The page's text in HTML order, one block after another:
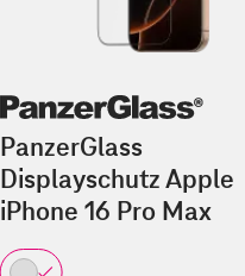
PanzerGlass
Displayschutz Apple
iPhone 16 Pro Max